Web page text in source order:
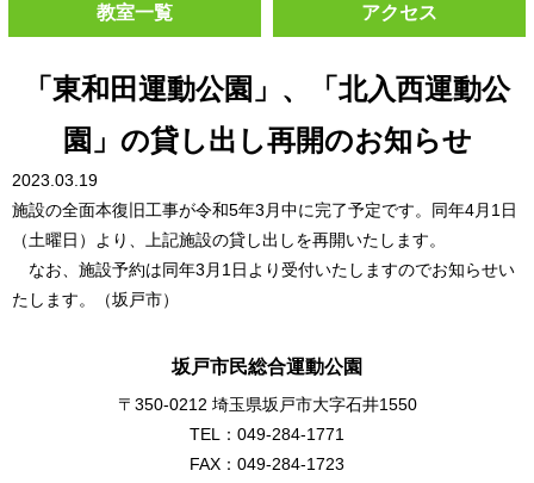
教室一覧 アクセス
「東和田運動公園」、「北入西運動公
園」の貸し出し再開のお知らせ
2023.03.19
施設の全面本復旧工事が令和5年3月中に完了予定です。同年4月1日
（土曜日）より、上記施設の貸し出しを再開いたします。
なお、施設予約は同年3月1日より受付いたしますのでお知らせい
たします。（坂戸市）
坂戸市民総合運動公園
〒350-0212 埼玉県坂戸市大字石井1550
TEL：049-284-1771
FAX：049-284-1723